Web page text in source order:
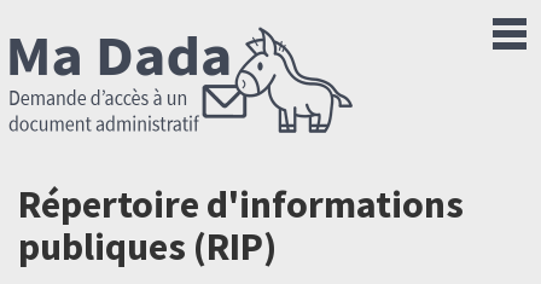
Répertoire d'informations
publiques (RIP)